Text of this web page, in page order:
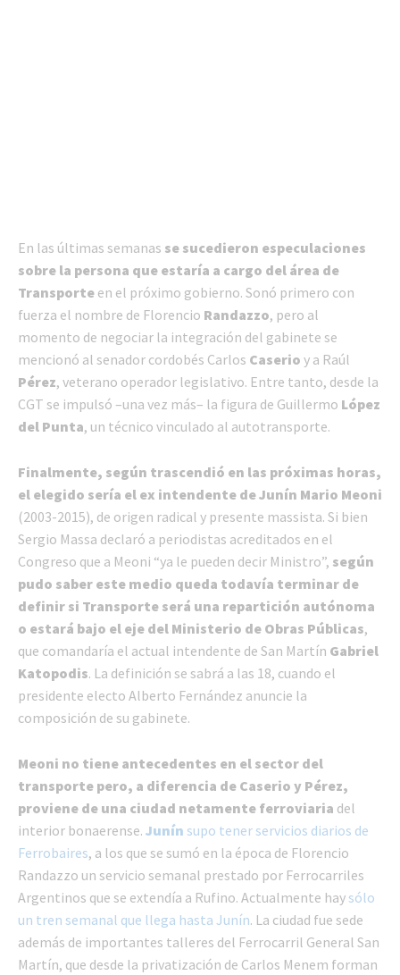
En las últimas semanas se sucedieron especulaciones
sobre la persona que estaría a cargo del área de
Transporte en el próximo gobierno. Sonó primero con
fuerza el nombre de Florencio Randazzo, pero al
momento de negociar la integración del gabinete se
mencionó al senador cordobés Carlos Caserio y a Raúl
Pérez, veterano operador legislativo. Entre tanto, desde la
CGT se impulsó –una vez más– la figura de Guillermo López
del Punta, un técnico vinculado al autotransporte.
Finalmente, según trascendió en las próximas horas,
el elegido sería el ex intendente de Junín Mario Meoni
(2003-2015), de origen radical y presente massista. Si bien
Sergio Massa declaró a periodistas acreditados en el
Congreso que a Meoni “ya le pueden decir Ministro”, según
pudo saber este medio queda todavía terminar de
definir si Transporte será una repartición autónoma
o estará bajo el eje del Ministerio de Obras Públicas,
que comandaría el actual intendente de San Martín Gabriel
Katopodis. La definición se sabrá a las 18, cuando el
presidente electo Alberto Fernández anuncie la
composición de su gabinete.
Meoni no tiene antecedentes en el sector del
transporte pero, a diferencia de Caserio y Pérez,
proviene de una ciudad netamente ferroviaria del
interior bonaerense. Junín supo tener servicios diarios de
Ferrobaires, a los que se sumó en la época de Florencio
Randazzo un servicio semanal prestado por Ferrocarriles
Argentinos que se extendía a Rufino. Actualmente haysólo
un tren semanal que llega hasta Junín. La ciudad fue sede
además de importantes talleres del Ferrocarril General San
Martín, que desde la privatización de Carlos Menem forman